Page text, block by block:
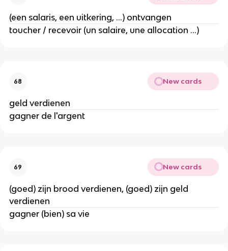
(een salaris, een uitkering, ...) ontvangen
toucher / recevoir (un salaire, une allocation ...)
68 New cards
geld verdienen
gagner de l'argent
69 New cards
(goed) zijn brood verdienen, (goed) zijn geld
verdienen
gagner (bien) sa vie